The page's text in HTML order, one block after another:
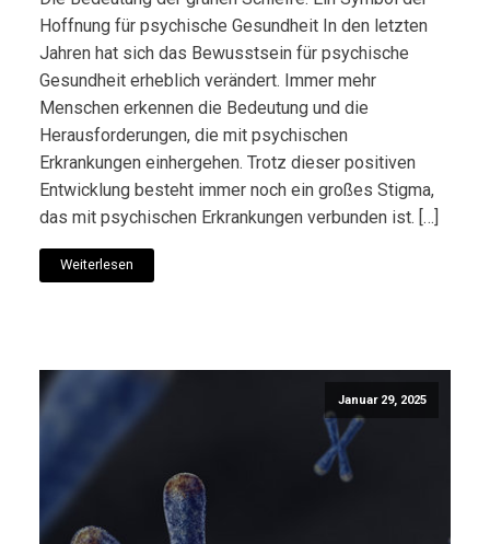
Hoffnung für psychische Gesundheit In den letzten
Jahren hat sich das Bewusstsein für psychische
Gesundheit erheblich verändert. Immer mehr
Menschen erkennen die Bedeutung und die
Herausforderungen, die mit psychischen
Erkrankungen einhergehen. Trotz dieser positiven
Entwicklung besteht immer noch ein großes Stigma,
das mit psychischen Erkrankungen verbunden ist. […]
Weiterlesen
Januar 29, 2025